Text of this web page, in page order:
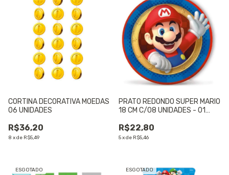
CORTINA DECORATIVA MOEDAS
06 UNIDADES
R$36,20
8 xde R$5,49
PRATO REDONDO SUPER MARIO
18 CM C/08 UNIDADES - 01
R$22,80
5xde R$5,46
ESGOTADO ESGOTADO